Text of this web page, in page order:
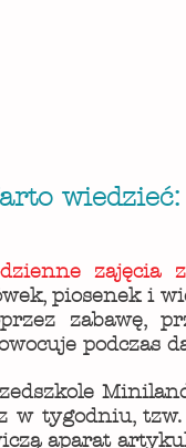
wiedzieć:
zajęcia
piosenek i
zabawę,
podczas
w tygodniu,
aparat